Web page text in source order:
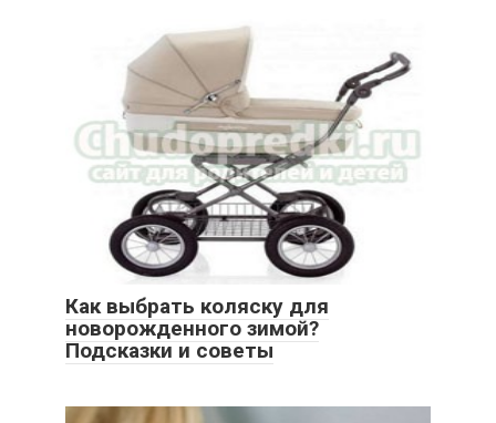
Как выбрать коляску для
новорожденного зимой?
Подсказки и советы